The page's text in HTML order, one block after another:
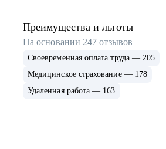
Преимущества и льготы
На основании 247 отзывов
Своевременная оплата труда — 205
Медицинское страхование — 178
Удаленная работа — 163